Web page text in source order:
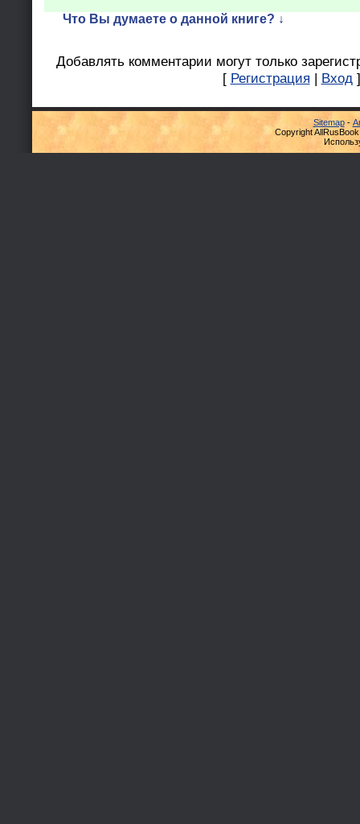
Что Вы думаете о данной книге? ↓
Добавлять комментарии могут только
[ Регистрация | Вход ]
Sitemap-
Copyright